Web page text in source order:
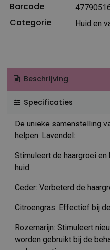
Barcode
Categorie Huid en
Beschrijving
Specificaties
De unieke samenstelling
helpen: Lavendel:
Stimuleert de haargroei
huid.
Ceder: Verbeterd de
Citroengras: Effectief bij
Rozemarijn: Stimuleert
worden gebruikt bij de